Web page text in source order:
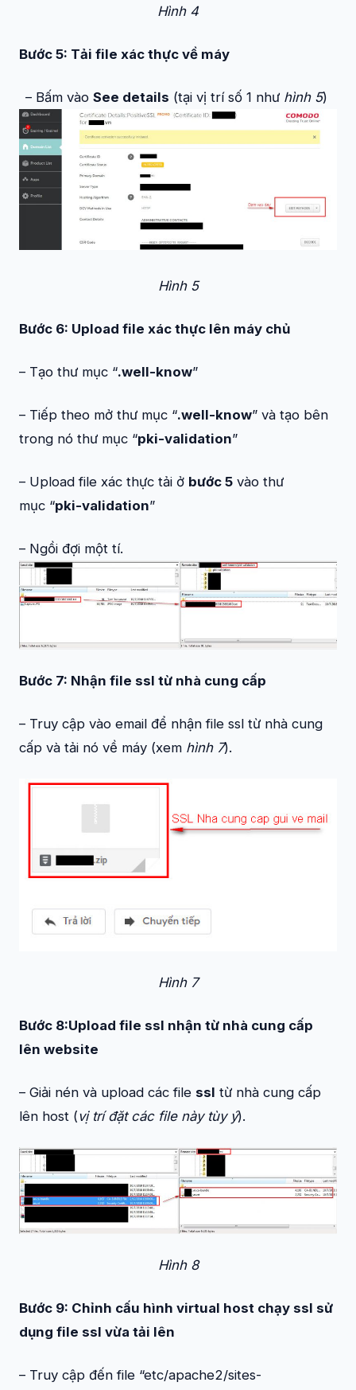
Hình 4
Bước 5: Tải file xác thực về máy
– Bấm vào See details (tại vị trí số 1 như hình 5)
Hình 5
Bước 6: Upload file xác thực lên máy chủ
– Tạo thư mục “.well-know”
– Tiếp theo mở thư mục “.well-know” và tạo bên
trong nó thư mục “pki-validation”
– Upload file xác thực tải ở bước 5 vào thư
mục “pki-validation”
– Ngồi đợi một tí.
Bước 7: Nhận file ssl từ nhà cung cấp
– Truy cập vào email để nhận file ssl từ nhà cung
cấp và tải nó về máy (xem hình 7).
Hình 7
Bước 8:Upload file ssl nhận từ nhà cung cấp
lên website
– Giải nén và upload các file ssl từ nhà cung cấp
lên host (vị trí đặt các file này tùy ý).
Hình 8
Bước 9: Chỉnh cấu hình virtual host chạy ssl sử
dụng file ssl vừa tải lên
– Truy cập đến file “etc/apache2/sites-